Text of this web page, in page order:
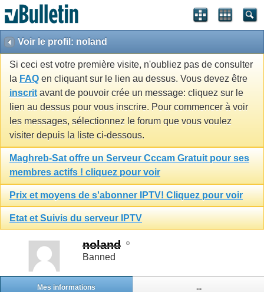
Voir le profil: noland
Si ceci est votre première visite, n'oubliez pas de consulter
la FAQ en cliquant sur le lien au dessus. Vous devez être
inscrit avant de pouvoir crée un message: cliquez sur le
lien au dessus pour vous inscrire. Pour commencer à voir
les messages, sélectionnez le forum que vous voulez
visiter depuis la liste ci-dessous.
Maghreb-Sat offre un Serveur Cccam Gratuit pour ses
membres actifs ! cliquez pour voir
Prix et moyens de s'abonner IPTV! Cliquez pour voir
Etat et Suivis du serveur IPTV
noland
Banned
Mes informations ...